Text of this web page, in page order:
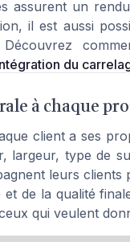
assurent un
il est aussi
du
à chaque
client a ses
largeur, type de
leurs
de la qualité
qui veulent